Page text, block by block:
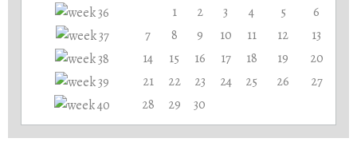
1
2 3 4 5
6
7
8 9 10 11 12
13
14
15 16 17 18 19
20
21
22 23 24 25 26
27
28
29 30